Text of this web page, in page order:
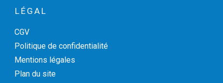
LÉGAL
CGV
Politique de confidentialité
Mentions légales
Plan du site